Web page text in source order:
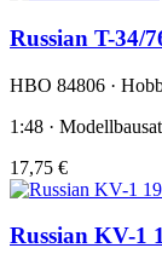
Russian T-34/
HBO 84806 ·
1:48 ·
17,75 €
Russian KV-1